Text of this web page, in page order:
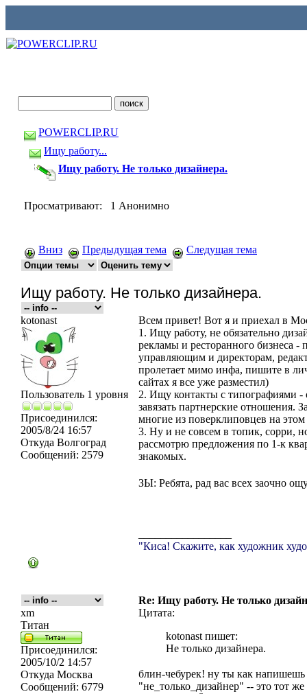
POWERCLIP.RU
Ищу работу...
Ищу работу. Не только дизайнера.
Просматривают: 1 Анонимно
Вниз Предыдущая тема Следущая тема
Ищу работу. Не только дизайнера.
kotonast
Пользователь 1 уровня
Присоединился:
2005/8/24 16:57
Откуда Волгоград
Сообщений: 2579
Всем привет! Вот я и приехал в
1. Ищу работу, не обязательно
рекламы и ресторанного бизнеса -
управляющим и директорам,
пролетает мимо инфа, пишите в
сайтах я все уже разместил)
2. Ищу контакты с типографиями -
завязать партнерские отношения.
многие из поверклиповцев на этом
3. Ну и не совсем в топик, сорри,
рассмотрю предложения по 1-к
знакомых.
ЗЫ: Ребята, рад вас всех заочно
"Киса! Скажите, как художник
Re: Ищу работу. Не только
xm
Титан
Присоединился:
2005/10/2 14:57
Откуда Москва
Сообщений: 6779
Цитата:
kotonast пишет:
Не только дизайнера.
блин-чебурек! ну ты как
"не_только_дизайнер" -- это тот